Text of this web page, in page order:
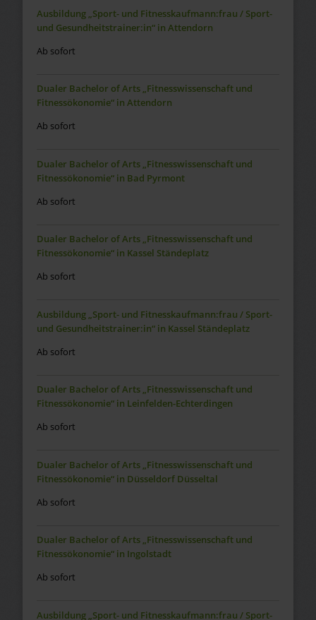
Ausbildung „Sport- und Fitnesskaufmann:frau / Sport-
und Gesundheitstrainer:in“ in Attendorn
Ab sofort
Dualer Bachelor of Arts „Fitnesswissenschaft und
Fitnessökonomie“ in Attendorn
Ab sofort
Dualer Bachelor of Arts „Fitnesswissenschaft und
Fitnessökonomie“ in Bad Pyrmont
Ab sofort
Dualer Bachelor of Arts „Fitnesswissenschaft und
Fitnessökonomie“ in Kassel Ständeplatz
Ab sofort
Ausbildung „Sport- und Fitnesskaufmann:frau / Sport-
und Gesundheitstrainer:in“ in Kassel Ständeplatz
Ab sofort
Dualer Bachelor of Arts „Fitnesswissenschaft und
Fitnessökonomie“ in Leinfelden-Echterdingen
Ab sofort
Dualer Bachelor of Arts „Fitnesswissenschaft und
Fitnessökonomie“ in Düsseldorf Düsseltal
Ab sofort
Dualer Bachelor of Arts „Fitnesswissenschaft und
Fitnessökonomie“ in Ingolstadt
Ab sofort
Ausbildung „Sport- und Fitnesskaufmann:frau / Sport-